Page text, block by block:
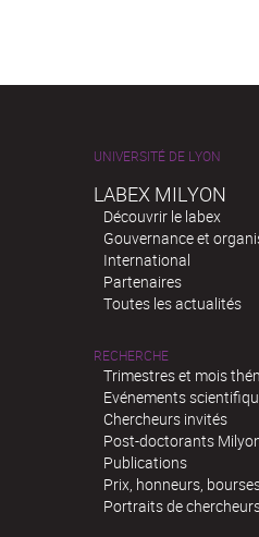
UNIVERSITÉ DE LYON
LABEX MILYON
Découvrir le labex
Gouvernance et
International
Partenaires
Toutes les actualités
RECHERCHE
Trimestres et mois
Evénements
Chercheurs invités
Post-doctorants
Publications
Prix, honneurs,
Portraits de